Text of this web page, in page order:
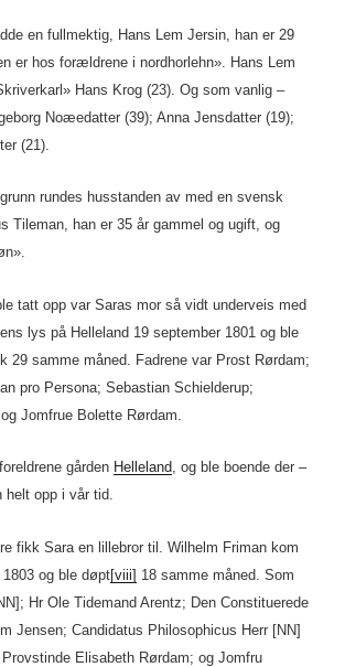
en fullmektig, Hans Lem Jersin, han er 29
er hos forældrene i nordhorlehn». Hans Lem
Hans Krog (23). Og som vanlig –
Noæedatter (39); Anna Jensdatter (19);
(21).
rundes husstanden av med en svensk
Tileman, han er 35 år gammel og ugift, og
tatt opp var Saras mor så vidt underveis med
lys på Helleland 19 september 1801 og ble
29 samme måned. Fadrene var Prost Rørdam;
pro Persona; Sebastian Schielderup;
Jomfrue Bolette Rørdam.
gården Helleland, og ble boende der –
helt opp i vår tid.
fikk Sara en lillebror til. Wilhelm Friman kom
og ble døpt[viii] 18 samme måned. Som
Hr Ole Tidemand Arentz; Den Constituerede
Jensen; Candidatus Philosophicus Herr [NN]
Elisabeth Rørdam; og Jomfru